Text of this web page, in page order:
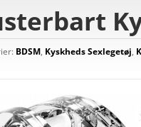
BDSM, Kyskheds Sexlegetøj,